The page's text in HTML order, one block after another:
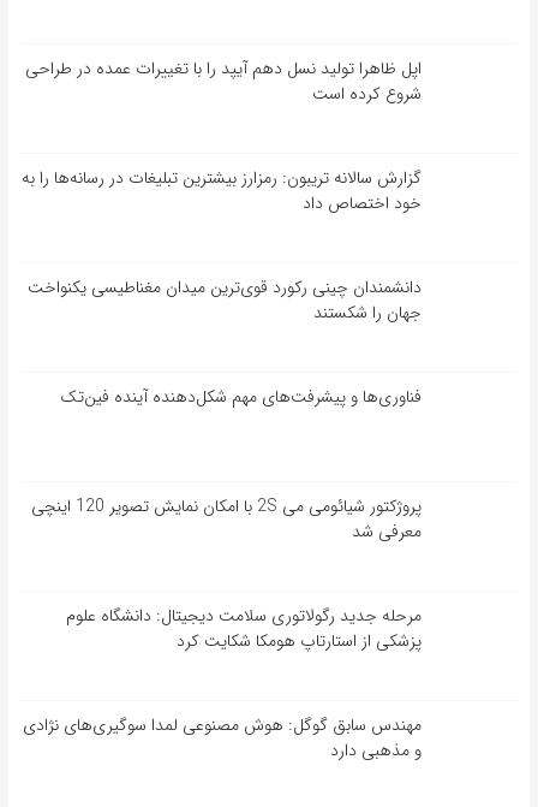
اپل ظاهرا تولید نسل دهم آیپد را با تغییرات عمده در طراحی
شروع کرده است
گزارش سالانه تریبون: رمزارز بیشترین تبلیغات در رسانه‌ها را به
خود اختصاص داد
دانشمندان چینی رکورد قوی‌ترین میدان مغناطیسی یکنواخت
جهان را شکستند
فناوری‌ها و پیشرفت‌های مهم شکل‌دهنده آینده فین‌تک
پروژکتور شیائومی می 2S با امکان نمایش تصویر 120 اینچی
معرفی شد
مرحله جدید رگولاتوری سلامت دیجیتال: دانشگاه علوم
پزشکی از استارتاپ هومکا شکایت کرد
مهندس سابق گوگل: هوش مصنوعی لمدا سوگیری‌های نژادی
و مذهبی دارد